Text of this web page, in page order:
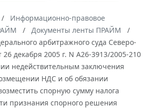
Информационно-правовое
Документы ленты ПРАЙМ
арбитражного суда Северо-
26 декабря 2005 г. N А26-3913/2005-210
недействительным заключения
НДС и об обязании
спорную сумму налога
признания спорного решения